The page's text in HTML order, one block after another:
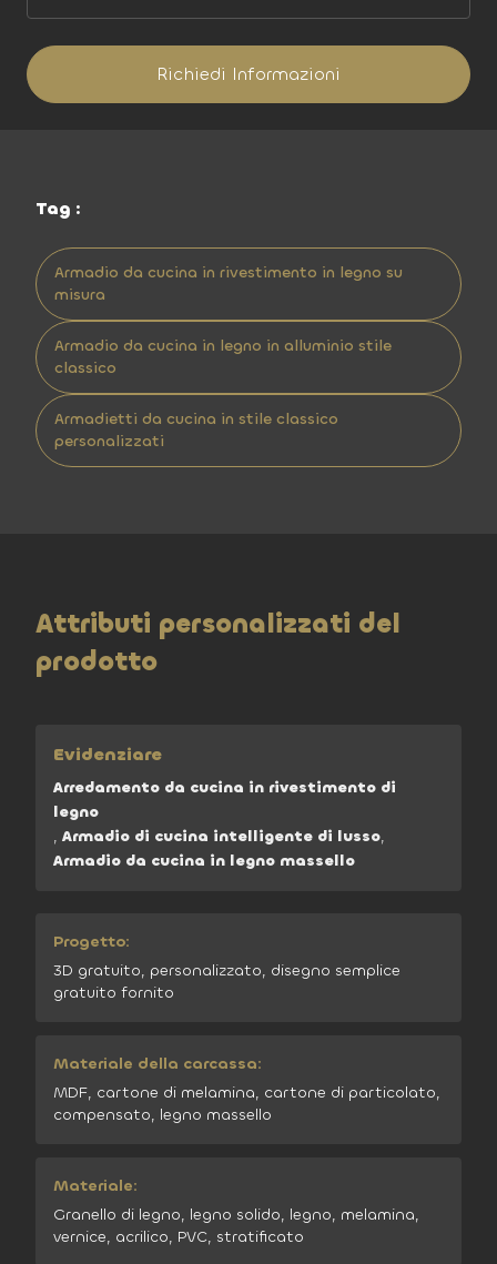
Richiedi Informazioni
Tag :
Armadio da cucina in rivestimento in legno su
misura
Armadio da cucina in legno in alluminio stile
classico
Armadietti da cucina in stile classico
personalizzati
Attributi personalizzati del
prodotto
Evidenziare
Arredamento da cucina in rivestimento di
legno
, Armadio di cucina intelligente di lusso,
Armadio da cucina in legno massello
Progetto:
3D gratuito, personalizzato, disegno semplice
gratuito fornito
Materiale della carcassa:
MDF, cartone di melamina, cartone di particolato,
compensato, legno massello
Materiale:
Granello di legno, legno solido, legno, melamina,
vernice, acrilico, PVC, stratificato